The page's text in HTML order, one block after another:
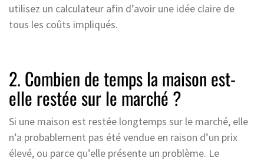
utilisez un calculateur afin d’avoir une idée claire de
tous les coûts impliqués.
2. Combien de temps la maison est-
elle restée sur le marché ?
Si une maison est restée longtemps sur le marché, elle
n’a probablement pas été vendue en raison d’un prix
élevé, ou parce qu’elle présente un problème. Le